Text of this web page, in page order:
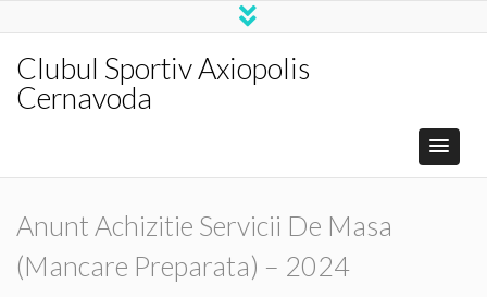
Clubul Sportiv Axiopolis
Cernavoda
Anunt Achizitie Servicii De Masa
(mancare Preparata) – 2024